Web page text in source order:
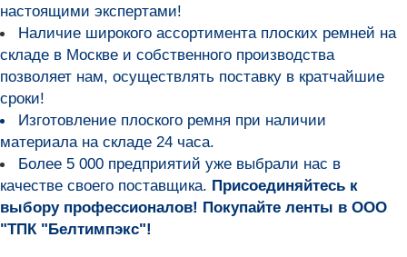
настоящими экспертами!
Наличие широкого ассортимента плоских ремней на
складе в Москве и собственного производства
позволяет нам, осуществлять поставку в кратчайшие
сроки!
Изготовление плоского ремня при наличии
материала на складе 24 часа.
Более 5 000 предприятий уже выбрали нас в
качестве своего поставщика. Присоединяйтесь к
выбору профессионалов! Покупайте ленты в ООО
"ТПК "Белтимпэкс"!